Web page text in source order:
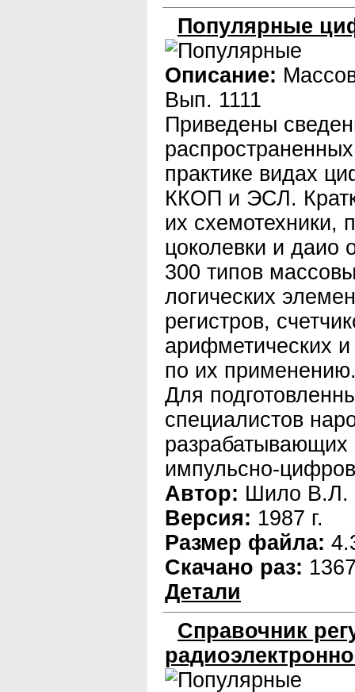
Популярные
Описание:
Вып. 1111
Приведены
практике видах
ККОП и ЭСЛ.
их схемотехники,
цоколевки и даио
300 типов
логических
регистров,
арифметических
по их
Для
специалистов
импульсно-
Автор: Шило В.Л.
Версия: 1987 г.
Размер файла:
Скачано раз:
Детали
Справочник